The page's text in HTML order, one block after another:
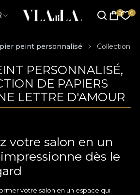
peint personnalisé Collection
PERSONNALISÉ,
DE PAPIERS
LETTRE D'AMOUR
votre salon en un
dès le
votre salon en un espace qui